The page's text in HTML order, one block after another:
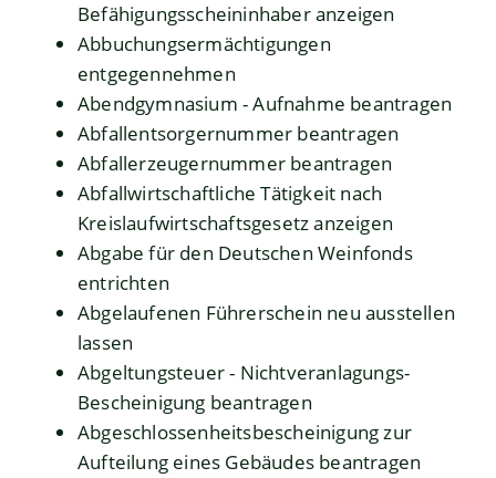
Befähigungsscheininhaber anzeigen
Abbuchungsermächtigungen
entgegennehmen
Abendgymnasium - Aufnahme beantragen
Abfallentsorgernummer beantragen
Abfallerzeugernummer beantragen
Abfallwirtschaftliche Tätigkeit nach
Kreislaufwirtschaftsgesetz anzeigen
Abgabe für den Deutschen Weinfonds
entrichten
Abgelaufenen Führerschein neu ausstellen
lassen
Abgeltungsteuer - Nichtveranlagungs-
Bescheinigung beantragen
Abgeschlossenheitsbescheinigung zur
Aufteilung eines Gebäudes beantragen